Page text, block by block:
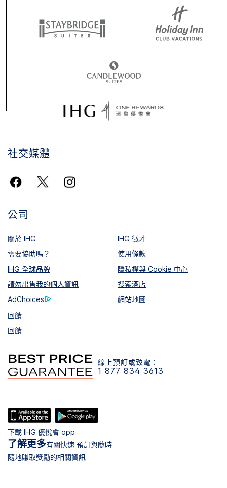
社交媒體
公司
關於 IHG
IHG 徵才
需要協助嗎？
使用條款
IHG 全球品牌
隱私權與 Cookie 中心
請勿出售我的個人資訊
搜索酒店
AdChoices
網站地圖
回饋
回饋
線上預訂或致電：
1 877 834 3613
下載 IHG 優悅會 app
了解更多有關快速 預訂與隨時
隨地賺取獎勵的相關資訊